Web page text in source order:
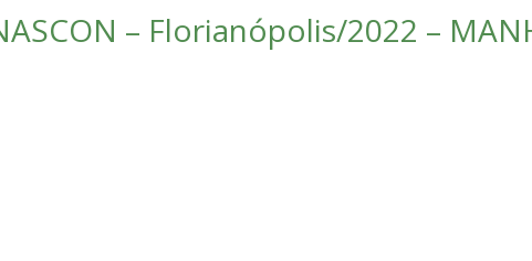
– Florianópolis/2022 –